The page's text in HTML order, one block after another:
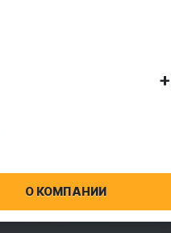
О КОМПАНИИ